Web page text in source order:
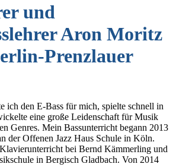
und
Aron Moritz
Prenzlauer
ich den E-Bass für mich, spielte schnell in
eine große Leidenschaft für Musik
Genres. Mein Bassunterricht begann 2013
der Offenen Jazz Haus Schule in Köln.
bei Bernd Kämmerling und
in Bergisch Gladbach. Von 2014